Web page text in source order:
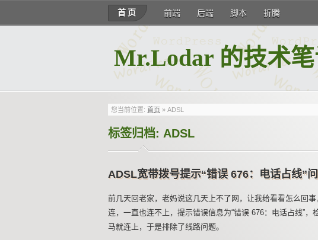
首页 前端 后端 脚本 折腾
Mr.Lodar 的技术
您当前位置: 首页 » ADSL
标签归档: ADSL
ADSL宽带拨号提示“错误 676：电话占线”
前几天回老家，老妈说这几天上不了网，让我给看看怎么回
连，一直也连不上，提示错误信息为“错误 676：电话占线”
马就连上，于是排除了线路问题。